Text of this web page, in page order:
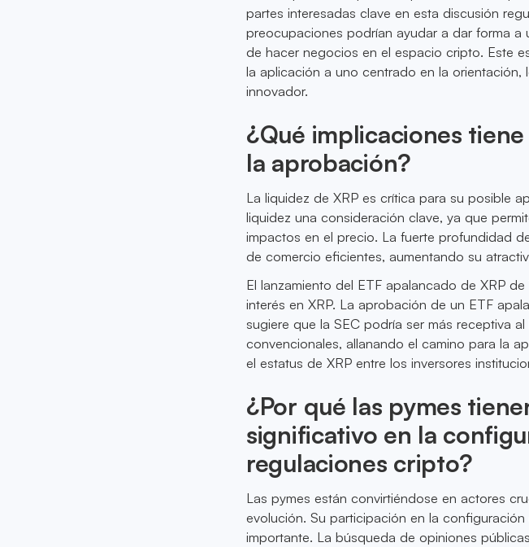
partes interesadas clave en esta discusión
preocupaciones podrían ayudar a dar forma a
de hacer negocios en el espacio cripto. Este
la aplicación a uno centrado en la
innovador.
¿Qué implicaciones
la aprobación?
La liquidez de XRP es crítica para su posible
liquidez una consideración clave, ya que
impactos en el precio. La fuerte profundidad
de comercio eficientes, aumentando su
El lanzamiento del ETF apalancado de XRP
interés en XRP. La aprobación de un ETF
sugiere que la SEC podría ser más receptiva
convencionales, allanando el camino para la
el estatus de XRP entre los inversores
¿Por qué las pymes
significativo en la
regulaciones cripto?
Las pymes están convirtiéndose en actores
evolución. Su participación en la
importante. La búsqueda de opiniones